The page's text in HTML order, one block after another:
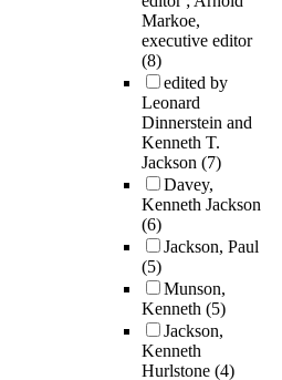
Markoe,
executive editor
(8)
edited by
Leonard
Dinnerstein and
Kenneth T.
Jackson (7)
Davey,
Kenneth Jackson
(6)
Jackson, Paul
(5)
Munson,
Kenneth (5)
Jackson,
Kenneth
Hurlstone (4)